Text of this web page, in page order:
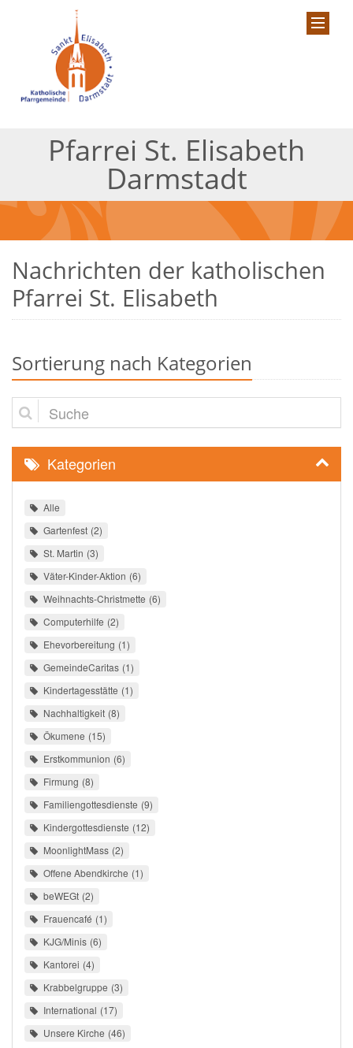
Pfarrei St. Elisabeth
Darmstadt
Nachrichten der katholischen
Pfarrei St. Elisabeth
Sortierung nach Kategorien
Suche
Kategorien
Alle
Gartenfest 2
St. Martin 3
Väter-Kinder-Aktion 6
Weihnachts-Christmette 6
Computerhilfe 2
Ehevorbereitung 1
GemeindeCaritas 1
Kindertagesstätte 1
Nachhaltigkeit 8
Ökumene 15
Erstkommunion 6
Firmung 8
Familiengottesdienste 9
Kindergottesdienste 12
MoonlightMass 2
Offene Abendkirche 1
beWEGt 2
Frauencafé 1
KJG/Minis 6
Kantorei 4
Krabbelgruppe 3
International 17
Unsere Kirche 46